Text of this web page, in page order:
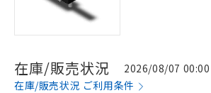
在庫/販売状況
2026/08/07 00:00
在庫/販売状況 ご利用条件